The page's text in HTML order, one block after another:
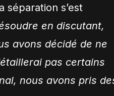
séparation s’est
en discutant,
avons décidé de ne
pas certains
nous avons pris